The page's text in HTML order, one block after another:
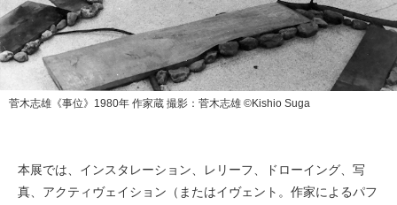
菅木志雄《事位》1980年 作家蔵 撮影：菅木志雄 ©️Kishio Suga
本展では、インスタレーション、レリーフ、ドローイング、写
真、アクティヴェイション（またはイヴェント。作家によるパフ